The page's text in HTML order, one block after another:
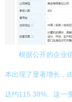
根据公开的企业
本出现了显著增长，
达约115.38%。这一